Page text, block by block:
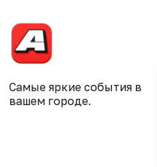
Самые яркие события в
вашем городе.